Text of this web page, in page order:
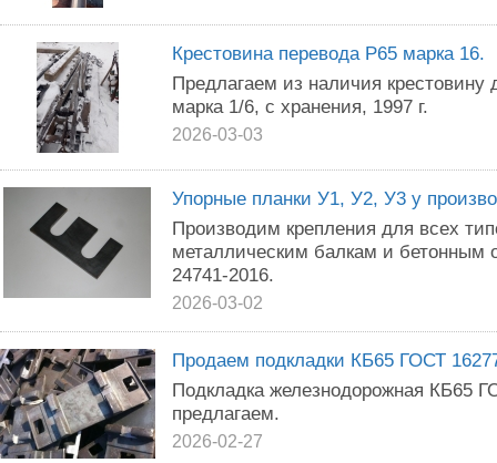
Крестовина перевода Р65 марка 16.
Предлагаем из наличия крестовину
марка 1/6, с хранения, 1997 г.
2026-03-03
Упорные планки У1, У2, У3 у
Производим крепления для всех
металлическим балкам и
24741-2016.
2026-03-02
Продаем подкладки КБ65 ГОСТ
Подкладка железнодорожная КБ65
предлагаем.
2026-02-27